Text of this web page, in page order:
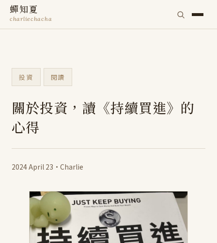
蟬知夏
charliechacha
投資 閱讀
關於投資，讀《持續買進》的
心得
2024 April 23 · Charlie